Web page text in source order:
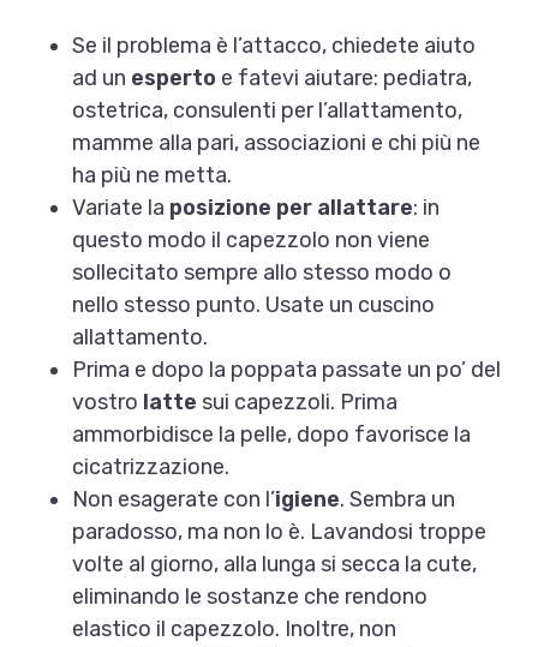
Se il problema è l’attacco, chiedete aiuto
ad un esperto e fatevi aiutare: pediatra,
ostetrica, consulenti per l’allattamento,
mamme alla pari, associazioni e chi più ne
ha più ne metta.
Variate la posizione per allattare: in
questo modo il capezzolo non viene
sollecitato sempre allo stesso modo o
nello stesso punto. Usate un cuscino
allattamento.
Prima e dopo la poppata passate un po’ del
vostro latte sui capezzoli. Prima
ammorbidisce la pelle, dopo favorisce la
cicatrizzazione.
Non esagerate con l’igiene. Sembra un
paradosso, ma non lo è. Lavandosi troppe
volte al giorno, alla lunga si secca la cute,
eliminando le sostanze che rendono
elastico il capezzolo. Inoltre, non